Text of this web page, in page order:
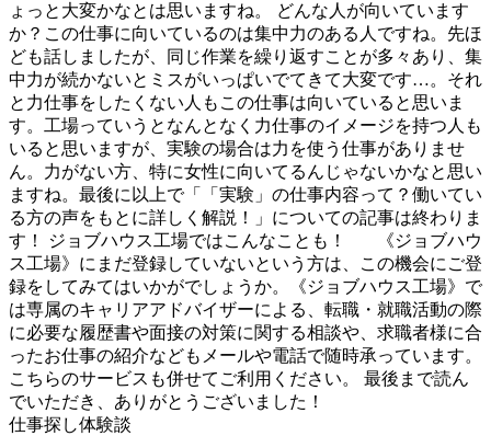
ょっと大変かなとは思いますね。 どんな人が向いています
か？この仕事に向いているのは集中力のある人ですね。先ほ
ども話しましたが、同じ作業を繰り返すことが多々あり、集
中力が続かないとミスがいっぱいでてきて大変です…。それ
と力仕事をしたくない人もこの仕事は向いていると思いま
す。工場っていうとなんとなく力仕事のイメージを持つ人も
いると思いますが、実験の場合は力を使う仕事がありませ
ん。力がない方、特に女性に向いてるんじゃないかなと思い
ますね。最後に以上で「「実験」の仕事内容って？働いてい
る方の声をもとに詳しく解説！」についての記事は終わりま
す！ ジョブハウス工場ではこんなことも！ 《ジョブハウ
ス工場》にまだ登録していないという方は、この機会にご登
録をしてみてはいかがでしょうか。《ジョブハウス工場》で
は専属のキャリアアドバイザーによる、転職・就職活動の際
に必要な履歴書や面接の対策に関する相談や、求職者様に合
ったお仕事の紹介などもメールや電話で随時承っています。
こちらのサービスも併せてご利用ください。 最後まで読ん
でいただき、ありがとうございました！
仕事探し体験談